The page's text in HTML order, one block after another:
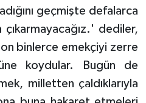
geçmişte defalarca
dediler,
binlerce emekçiyi zerre
koydular. Bugün de
milletten çaldıklarıyla